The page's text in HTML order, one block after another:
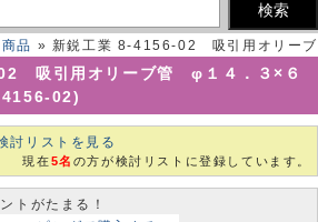
商品 » 新鋭工業 8-4156-02 吸引用オリーブ
φ１４．３×６０ｍｍ[個](as1-8-4156-02)
吸引用オリーブ管 φ１４．３×６
02)
討リストを見る
現在5名 の方が検討リストに登録しています。
トがたまる！